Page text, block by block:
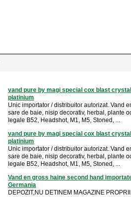
vand pure by magi special cox blast
platinium
Unic importator / distribuitor autorizat. Vand
sare de baie, nisip decorativ, herbal, plante
legale B52, Headshot, M1, M5, Stoned, ...
vand pure by magi special cox blast
platinium
Unic importator / distribuitor autorizat. Vand
sare de baie, nisip decorativ, herbal, plante
legale B52, Headshot, M1, M5, Stoned, ...
Vand en gross haine second hand
Germania
DEPOZIT,NU DETINEM MAGAZINE